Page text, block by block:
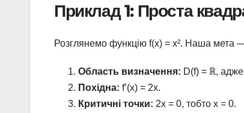
Приклад 1: Проста
Розглянемо функцію f(x) = x². Наша мета
Область визначення: D(f) = ℝ, адже
Похідна: f’(x) = 2x.
Критичні точки: 2x = 0, тобто x = 0.